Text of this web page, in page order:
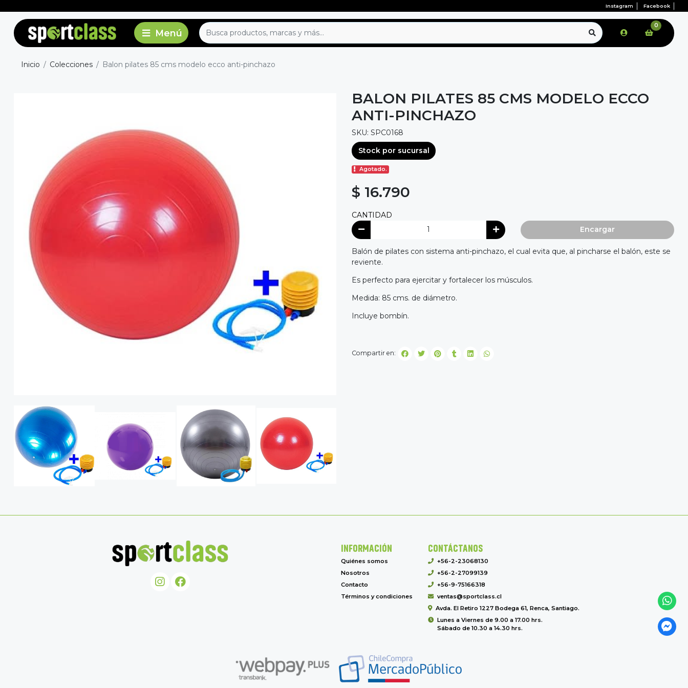
Instagram Facebook
0
Inicio Colecciones Balon pilates 85 cms modelo ecco anti-pinchazo
BALON PILATES 85 CMS MODELO ECCO
ANTI-PINCHAZO
SKU: SPC0168
Stock por sucursal
Agotado.
$ 16.790
CANTIDAD
Encargar
Balón de pilates con sistema anti-pinchazo, el cual evita que, al pincharse el balón, este se
reviente.
Es perfecto para ejercitar y fortalecer los músculos.
Medida: 85 cms. de diámetro.
Incluye bombín.
Compartir en:
INFORMACIÓN
Quiénes somos
Nosotros
Contacto
Términos y condiciones
CONTÁCTANOS
+56-2-23068130
+56-2-27099139
+56-9-75166318
ventas@sportclass.cl
Avda. El Retiro 1227 Bodega 61, Renca, Santiago.
Lunes a Viernes de 9.00 a 17.00 hrs.
Sábado de 10.30 a 14.30 hrs.